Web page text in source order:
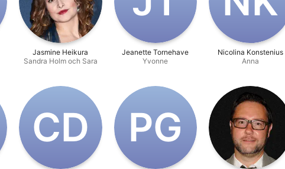
Jasmine Heikura
Sandra Holm och Sara
Jeanette Tornehave
Yvonne
Nicolina Konstenius
Anna
C‌D P‌G